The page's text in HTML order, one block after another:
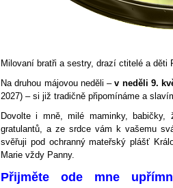
Milovaní bratři a sestry, drazí ctitelé a děti
Na druhou májovou neděli –v neděli 9.
2027) – si již tradičně připomínáme a
Dovolte i mně, milé maminky,
gratulantů, a ze srdce vám k vašemu
svěřuji pod ochranný mateřský plášť
Marie vždy Panny.
Přijměte ode mne